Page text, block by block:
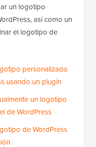
un logotipo
así como un
el logotipo de
personalizado
usando un plugin
un logotipo
de WordPress
de WordPress